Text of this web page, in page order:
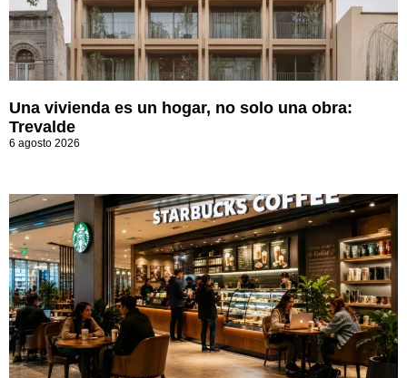
Una vivienda es un hogar, no solo una obra:
Trevalde
6 agosto 2026